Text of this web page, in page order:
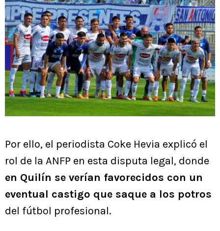
Por ello, el periodista Coke Hevia explicó el
rol de la ANFP en esta disputa legal, donde
en Quilín se verían favorecidos con un
eventual castigo que saque a los potros
del fútbol profesional.